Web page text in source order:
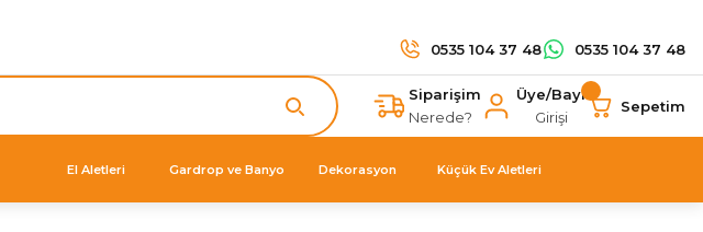
0535 104 37 48 0535 104 37 48
Siparişim
Nerede?
Üye/Bayi
Girişi
Sepetim
El Aletleri Gardrop ve Banyo Dekorasyon Küçük Ev Aletleri